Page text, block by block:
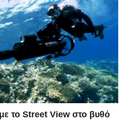
το Street View στο βυθό